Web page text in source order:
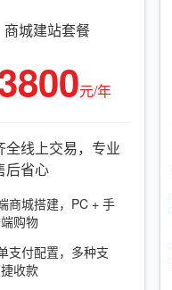
商城建站套餐
元/年
全线上交易，专业
后省心
商城搭建，PC + 手
购物
支付配置，多种支
收款